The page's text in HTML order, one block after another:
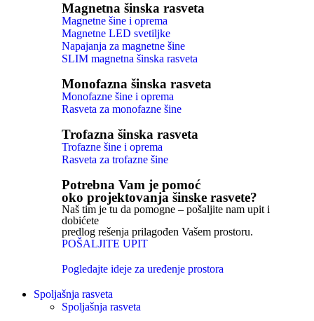
Magnetna šinska rasveta
Magnetne šine i oprema
Magnetne LED svetiljke
Napajanja za magnetne šine
SLIM magnetna šinska rasveta
Monofazna šinska rasveta
Monofazne šine i oprema
Rasveta za monofazne šine
Trofazna šinska rasveta
Trofazne šine i oprema
Rasveta za trofazne šine
Potrebna Vam je pomoć
oko projektovanja šinske rasvete?
Naš tim je tu da pomogne – pošaljite nam upit i
dobićete
predlog rešenja prilagođen Vašem prostoru.
POŠALJITE UPIT
Pogledajte ideje za uređenje prostora
Spoljašnja rasveta
Spoljašnja rasveta